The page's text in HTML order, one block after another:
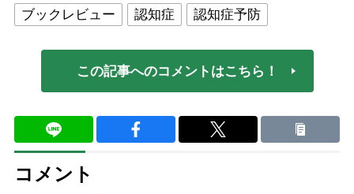
ブックレビュー
認知症 認知症予防
この記事へのコメントはこちら！
コメント